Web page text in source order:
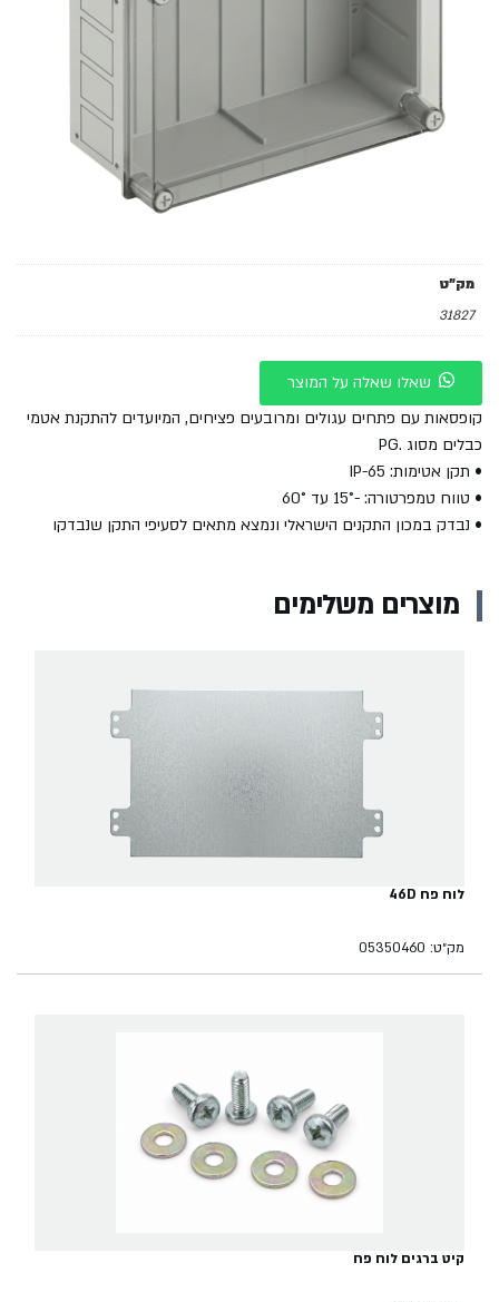
מק"ט
31827
שאלו שאלה על המוצר
קופסאות עם פתחים עגולים ומרובעים פציחים, המיועדים להתקנת אטמי
כבלים מסוג .PG
• תקן אטימות: IP-65
• טווח טמפרטורה: -15° עד 60°
• נבדק במכון התקנים הישראלי ונמצא מתאים לסעיפי התקן שנבדקו
מוצרים משלימים
לוח פח 46D
מק״ט: 05350460
קיט ברגים לוח פח